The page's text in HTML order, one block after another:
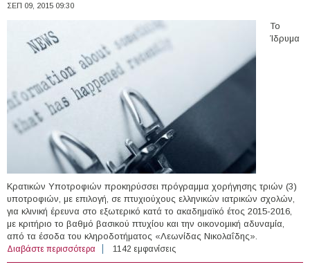
ΣΕΠ 09, 2015 09:30
Το
Ίδρυμα
Κρατικών Υποτροφιών προκηρύσσει πρόγραμμα χορήγησης τριών (3)
υποτροφιών, με επιλογή, σε πτυχιούχους ελληνικών ιατρικών σχολών,
για κλινική έρευνα στο εξωτερικό κατά το ακαδημαϊκό έτος 2015-2016,
με κριτήριο το βαθμό βασικού πτυχίου και την οικονομική αδυναμία,
από τα έσοδα του κληροδοτήματος «Λεωνίδας Νικολαΐδης».
Διαβάστε περισσότερα για Πρόγραμμα Υποτροφιών για κλινική έρευνα,
Κληροδότημα "Λεωνίδας Νικολαϊδης", 2015-2016
1142 εμφανίσεις